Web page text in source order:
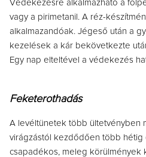
Védekezésre alkalmazható a
vagy a pirimetanil. A réz-
alkalmazandóak. Jégeső után a
kezelések a kár bekövetkezte
Egy nap elteltével a védekezés
Feketerothadás
A levéltünetek több ültetvényben
virágzástól kezdődően több hétig
csapadékos, meleg körülmények